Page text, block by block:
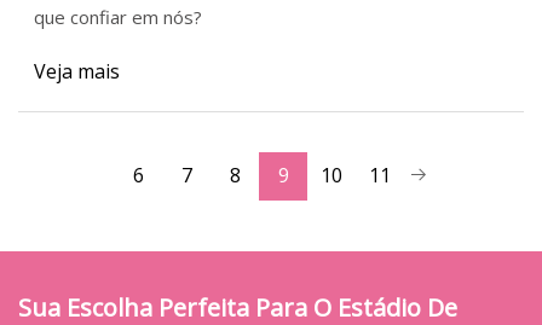
que confiar em nós?
Veja mais
6 7 8 9 10 11
Sua Escolha Perfeita Para O Estádio De